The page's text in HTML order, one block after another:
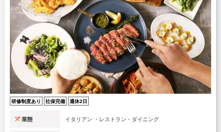
研修制度あり 社保完備 週休2日
業態 フレンチ ・レストラン・ダイニング
勤務地 渋谷区
給料 キッチン：月給25万円～